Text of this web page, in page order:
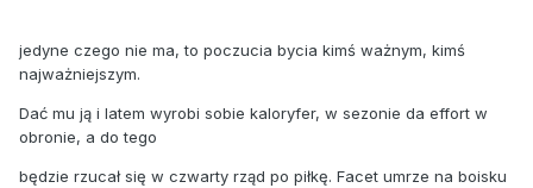
jedyne czego nie ma, to poczucia bycia kimś ważnym, kimś
najważniejszym.
Dać mu ją i latem wyrobi sobie kaloryfer, w sezonie da effort w
obronie, a do tego
będzie rzucał się w czwarty rząd po piłkę. Facet umrze na boisku